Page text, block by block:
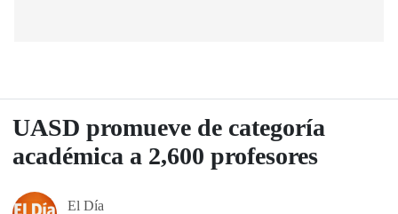
UASD promueve de categoría
académica a 2,600 profesores
El Día